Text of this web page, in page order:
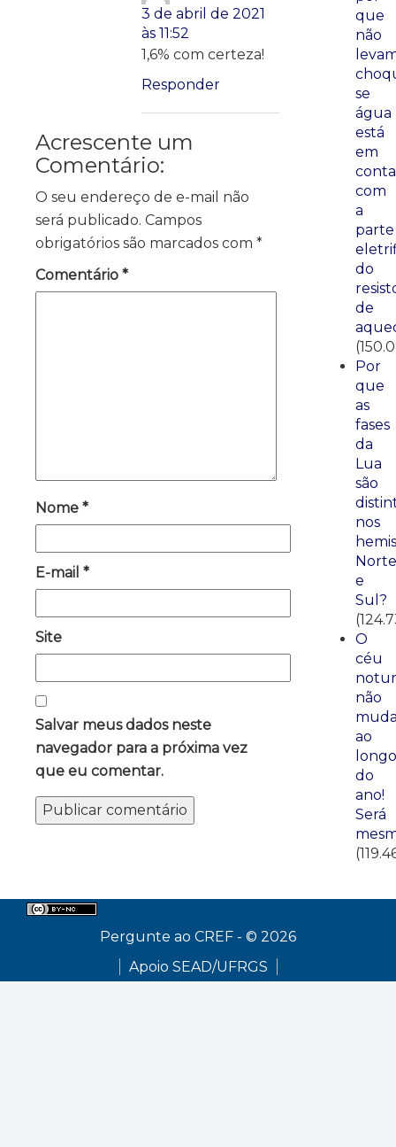
3 de abril de 2021
às 11:52
1,6% com certeza!
Responder
Acrescente um
Comentário:
O seu endereço de e-mail não
será publicado. Campos
obrigatórios são marcados com *
Comentário *
Nome *
E-mail *
Site
Salvar meus dados neste
navegador para a próxima vez
que eu comentar.
que
não
se
água
está
em
com
a
parte
do
de
Por
que
as
fases
da
Lua
são
nos
Norte
e
Sul?
O
céu
não
ao
longo
do
ano!
Será
Pergunte ao CREF - © 2026
Apoio SEAD/UFRGS